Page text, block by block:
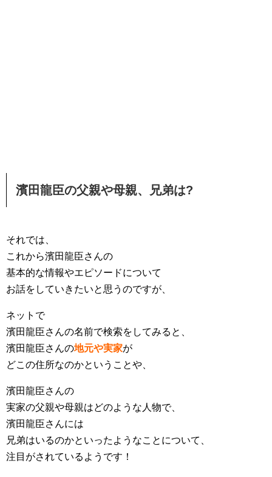
濱田龍臣の父親や母親、兄弟は?
それでは、
これから濱田龍臣さんの
基本的な情報やエピソードについて
お話をしていきたいと思うのですが、
ネットで
濱田龍臣さんの名前で検索をしてみると、
濱田龍臣さんの地元や実家が
どこの住所なのかということや、
濱田龍臣さんの
実家の父親や母親はどのような人物で、
濱田龍臣さんには
兄弟はいるのかといったようなことについて、
注目がされているようです！